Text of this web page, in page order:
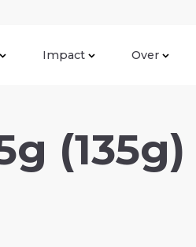
Impact Over
(135g)